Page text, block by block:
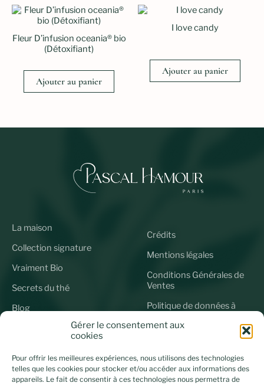
Gérer le consentement aux
cookies
Pour offrir les meilleures expériences, nous utilisons des technologies
telles que les cookies pour stocker et/ou accéder aux informations des
appareils. Le fait de consentir à ces technologies nous permettra de
Fleur D’infusion oceania® bio
(Détoxifiant)
Ajouter au panier
I love candy
Ajouter au panier
La maison
Collection signature
Vraiment Bio
Secrets du thé
Blog
Crédits
Mentions légales
Conditions Générales de
Ventes
Politique de données à
Politique de Cookies (UE)
Connectons-nous